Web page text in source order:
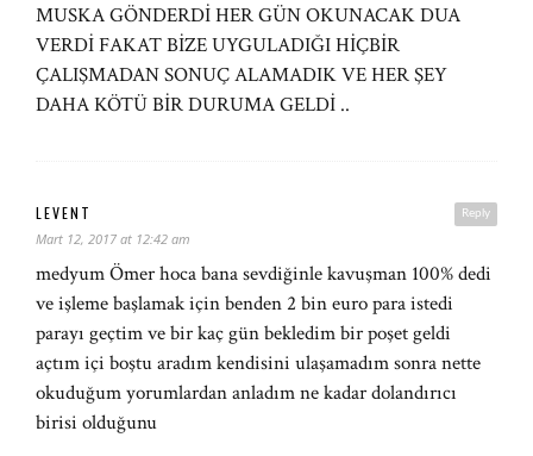
MUSKA GÖNDERDİ HER GÜN OKUNACAK DUA
VERDİ FAKAT BİZE UYGULADIĞI HİÇBİR
ÇALIŞMADAN SONUÇ ALAMADIK VE HER ŞEY
DAHA KÖTÜ BİR DURUMA GELDİ ..
Reply
LEVENT
Mart 12, 2017 at 12:42 am
medyum Ömer hoca bana sevdiğinle kavuşman 100% dedi
ve işleme başlamak için benden 2 bin euro para istedi
parayı geçtim ve bir kaç gün bekledim bir poşet geldi
açtım içi boştu aradım kendisini ulaşamadım sonra nette
okuduğum yorumlardan anladım ne kadar dolandırıcı
birisi olduğunu